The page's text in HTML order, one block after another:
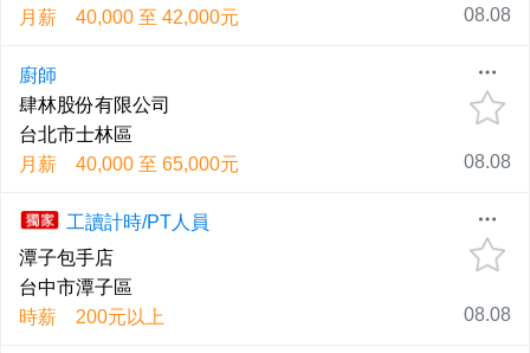
月薪 40,000 至 42,000元
08.08
廚師
肆林股份有限公司
台北市士林區
月薪 40,000 至 65,000元
08.08
工讀計時/PT人員
潭子包手店
台中市潭子區
時薪 200元以上
08.08